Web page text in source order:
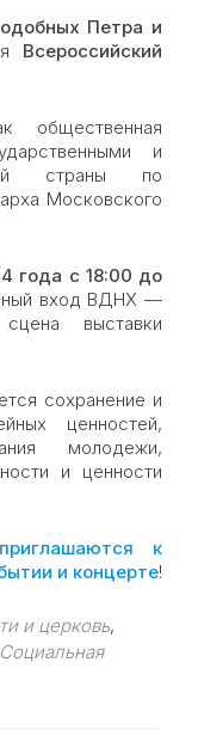
Петра и
Всероссийский
общественная
и
страны по
Московского
года с 18:00 до
вход ВДНХ —
выставки
сохранение и
ценностей,
молодежи,
и ценности
к
и концерте!
и церковь,
Социальная